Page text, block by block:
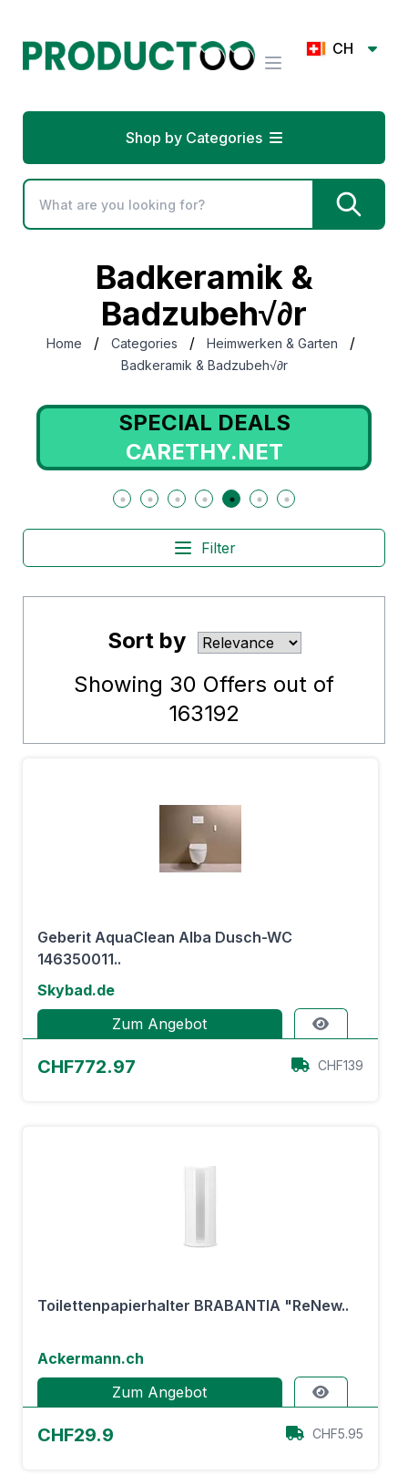
CH
Shop by Categories
Badkeramik &
Badzubeh√∂r
Home / Categories / Heimwerken & Garten /
Badkeramik & Badzubeh√∂r
SPECIAL DEALS
CARETHY.NET
Filter
Sort by
Showing 30 Offers out of
163192
Geberit AquaClean Alba Dusch-WC
146350011..
Skybad.de
Zum Angebot
CHF772.97 CHF139
Toilettenpapierhalter BRABANTIA "ReNew..
Ackermann.ch
Zum Angebot
CHF29.9 CHF5.95